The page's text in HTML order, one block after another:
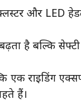
और LED
है बल्कि सेफ्टी
राइडिंग
हैं।